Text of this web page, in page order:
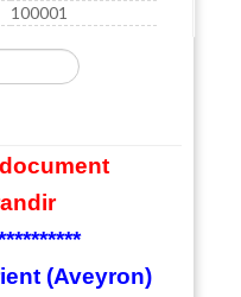
100001
(Aveyron)